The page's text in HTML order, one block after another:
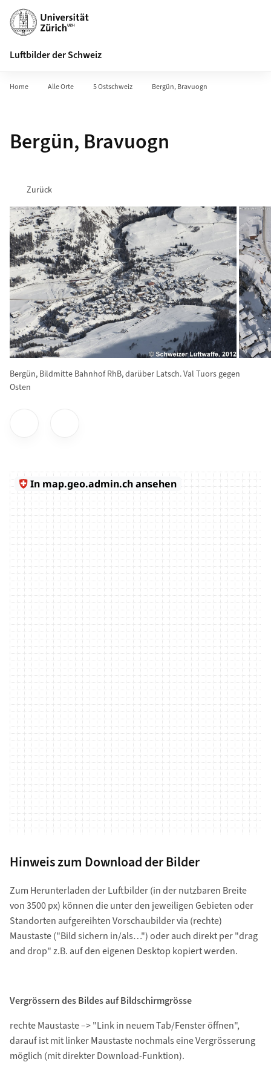
Header
Luftbilder der Schweiz
Home Alle Orte 5 Ostschweiz Bergün, Bravuogn
Bergün, Bravuogn
Zurück
Bergün, Bildmitte Bahnhof RhB, darüber Latsch. Val Tuors gegen
Osten
Hinweis zum Download der Bilder
Zum Herunterladen der Luftbilder (in der nutzbaren Breite
von 3500 px) können die unter den jeweiligen Gebieten oder
Standorten aufgereihten Vorschaubilder via (rechte)
Maustaste ("Bild sichern in/als…") oder auch direkt per "drag
and drop" z.B. auf den eigenen Desktop kopiert werden.
Vergrössern des Bildes auf Bildschirmgrösse
rechte Maustaste –> "Link in neuem Tab/Fenster öffnen",
darauf ist mit linker Maustaste nochmals eine Vergrösserung
möglich (mit direkter Download-Funktion).